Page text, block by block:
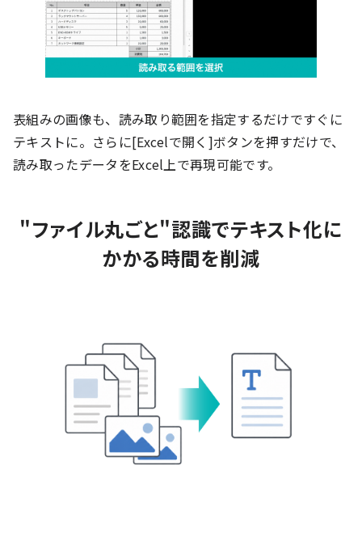
表組みの画像も、読み取り範囲を指定するだけですぐに
テキストに。さらに[Excelで開く]ボタンを押すだけで、
読み取ったデータをExcel上で再現可能です。
"ファイル丸ごと"認識でテキスト化に
かかる時間を削減